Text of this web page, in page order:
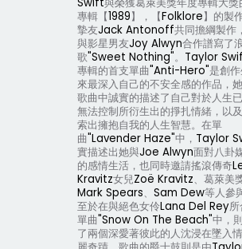
專輯【1989】，【Folklore】的製
摯友Jack Antonoff共同擔綱製作
與影星男友Joy Alwyn合作譜寫了
歌"Sweet Nothing"。 Taylor
專輯的首支單曲"Anti-Hero"是創
來最深入自己的不安全感的作品，
歌曲中誠實的描述了自己對於人生
無法控制所衍生出的掙扎情緒，以
索出擁抱自我的人生智慧。在單
曲"Lavender Haze"中， Taylor
實描述出她與Joe Alwyn面對八卦
的感情生活，也同時邀請搖滾傳奇
Kravitz女兒Zoë Kravitz、葛萊美
Mark Spears、 Sam Dew等人參
至於在與絕色女伶Lana Del Rey所
單曲"Snow On The Beach"中，
了兩個深愛著彼此的人沈浸在墜入